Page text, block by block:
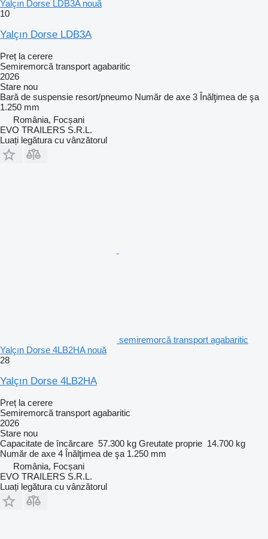
Yalçın Dorse LDB3A nouă
10
Yalçın Dorse LDB3A
Preț la cerere
Semiremorcă transport agabaritic
2026
Stare nou
Bară de suspensie resort/pneumo Număr de axe 3 Înălţimea de şa
1.250 mm
România, Focșani
EVO TRAILERS S.R.L.
Luați legătura cu vânzătorul
semiremorcă transport agabaritic
Yalçın Dorse 4LB2HA nouă
28
Yalçın Dorse 4LB2HA
Preț la cerere
Semiremorcă transport agabaritic
2026
Stare nou
Capacitate de încărcare 57.300 kg Greutate proprie 14.700 kg
Număr de axe 4 Înălţimea de şa 1.250 mm
România, Focșani
EVO TRAILERS S.R.L.
Luați legătura cu vânzătorul